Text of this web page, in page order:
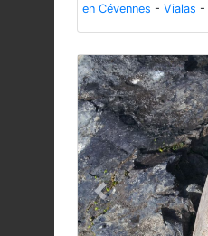
en Cévennes - Vialas -
Previous